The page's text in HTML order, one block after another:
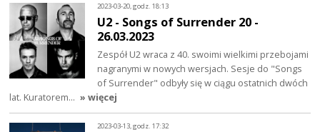
2023-03-20, godz. 18:13
U2 - Songs of Surrender 20 -
26.03.2023
Zespół U2 wraca z 40. swoimi wielkimi przebojami
nagranymi w nowych wersjach. Sesje do "Songs
of Surrender" odbyły się w ciągu ostatnich dwóch
lat. Kuratorem… » więcej
2023-03-13, godz. 17:32